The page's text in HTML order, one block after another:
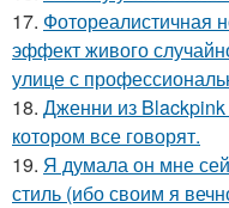
17. Фотореалистичная
эффект живого
улице с
18. Дженни из
котором все говорят.
19. Я думала он мне
стиль (ибо своим я